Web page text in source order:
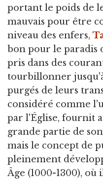
portant le poids de
mauvais pour être
niveau des enfers,
bon pour le paradis
pris dans des
tourbillonner
purgés de leurs
considéré comme
par l'Église, fournit
grande partie de
mais le concept de
pleinement
Âge (1000-1300),